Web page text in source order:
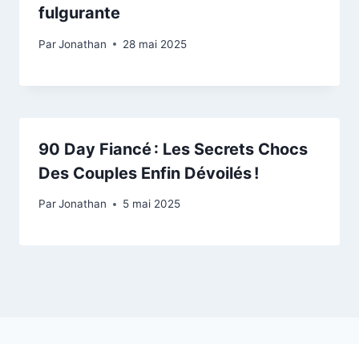
fulgurante
ParJonathan 28 mai 2025
90 Day Fiancé : Les Secrets Chocs
Des Couples Enfin Dévoilés !
ParJonathan 5 mai 2025